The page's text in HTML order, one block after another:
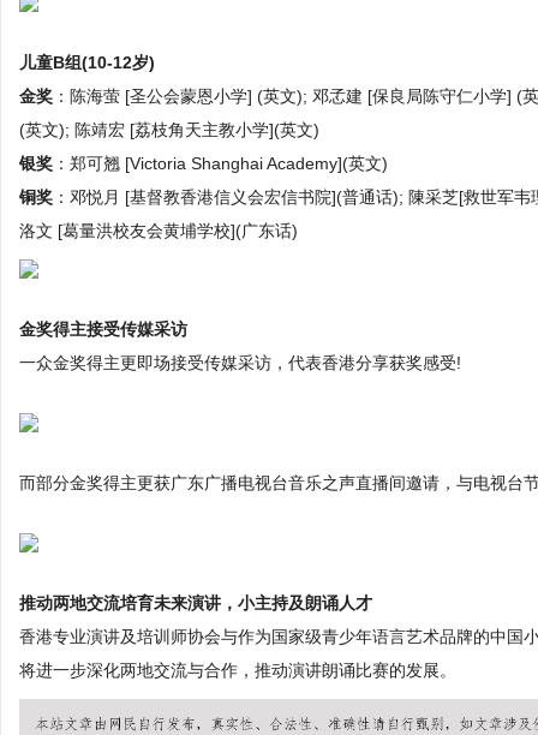
儿童B组(10-12岁)
金奖 ：陈海萤 [圣公会蒙恩小学] (英文); 邓孞建 [保良局陈守仁小学]
(英文); 陈靖宏 [荔枝角天主教小学](英文)
银奖 ：郑可翘 [Victoria Shanghai Academy](英文)
铜奖 ：邓悦月 [基督教香港信义会宏信书院](普通话); 陳采芝[救世军
洛文 [葛量洪校友会黄埔学校](广东话)
金奖得主接受传媒采访
一众金奖得主更即场接受传媒采访，代表香港分享获奖感受!
而部分金奖得主更获广东广播电视台音乐之声直播间邀请，与电视台
推动两地交流培育未来演讲，小主持及朗诵人才
香港专业演讲及培训师协会与作为国家级青少年语言艺术品牌的中国
将进一步深化两地交流与合作，推动演讲朗诵比赛的发展。